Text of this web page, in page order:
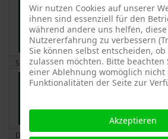
09:00 - 18:00
Klimaresiliente Streuobstwiesen:
Obstbaumpfleger und Interessierte im
September 2026
Samstag, 26. September 2026
Landesgartenschau Ellwangen
Dezember 2026
Wir nutzen Cookies auf unserer
ihnen sind essenziell für den
während andere uns helfen,
Nutzererfahrung zu verbessern
Sie können selbst entscheiden, ob
zulassen möchten. Bitte beachten
einer Ablehnung womöglich nicht
Funktionalitäten der Seite zur
Akzeptieren